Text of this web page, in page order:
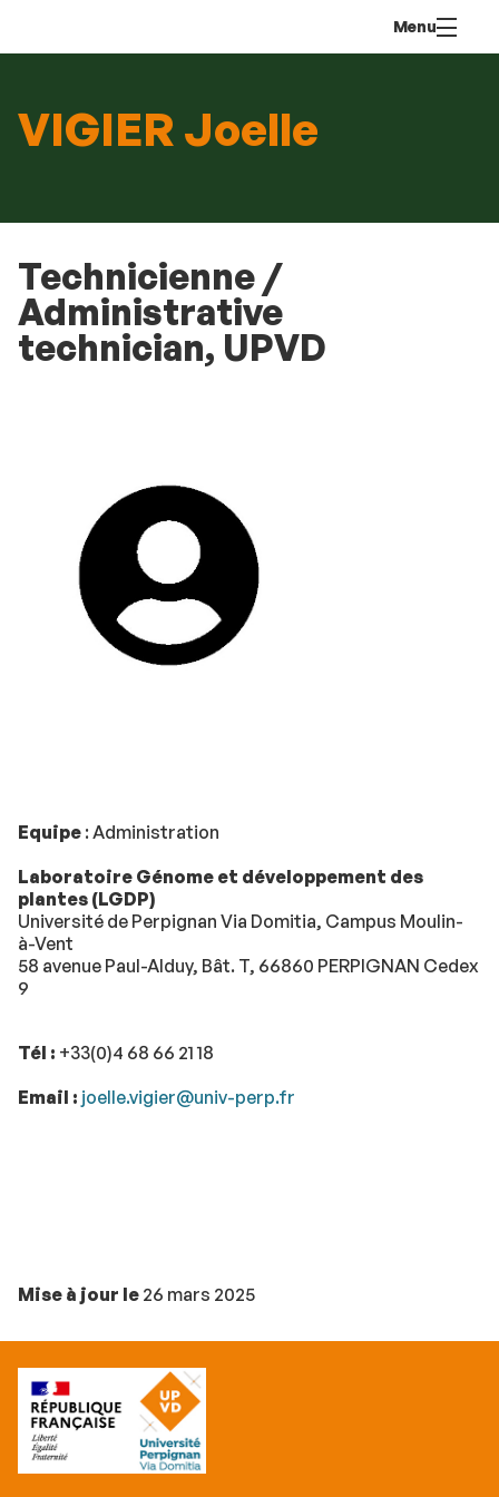
contenu
Menu
VIGIER Joelle
Technicienne /
Administrative
technician, UPVD
Equipe : Administration
Laboratoire Génome et développement des
plantes (LGDP)
Université de Perpignan Via Domitia, Campus Moulin-
à-Vent
58 avenue Paul-Alduy, Bât. T, 66860 PERPIGNAN Cedex
9
Tél : +33(0)4 68 66 21 18
Email : joelle.vigier@univ-perp.fr
Mise à jour le 26 mars 2025